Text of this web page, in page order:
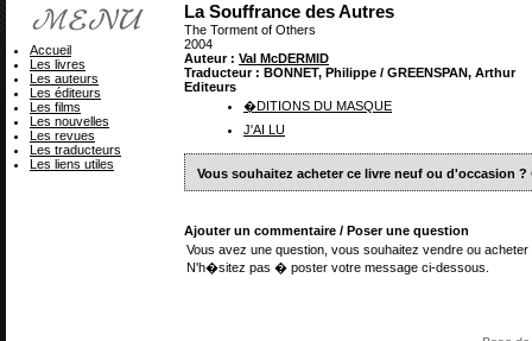
La Souffrance des Autres
The Torment of Others
2004
Auteur : Val McDERMID
Traducteur : BONNET, Philippe / GREENSPAN, Arthur
Editeurs
�DITIONS DU MASQUE
J'AI LU
Vous souhaitez acheter ce livre neuf ou d'occasion ?
Ajouter un commentaire / Poser une question
Vous avez une question, vous souhaitez vendre ou
N'h�sitez pas � poster votre message ci-dessous.
Accueil
Les livres
Les auteurs
Les éditeurs
Les films
Les nouvelles
Les revues
Les traducteurs
Les liens utiles